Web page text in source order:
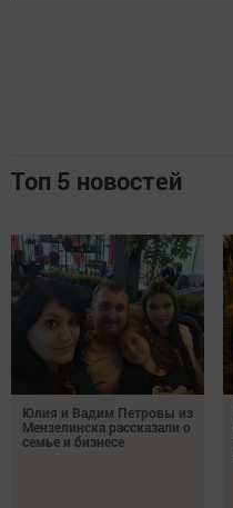
Топ 5 новостей
Юлия и Вадим Петровы из
Мензелинска рассказали о
семье и бизнесе